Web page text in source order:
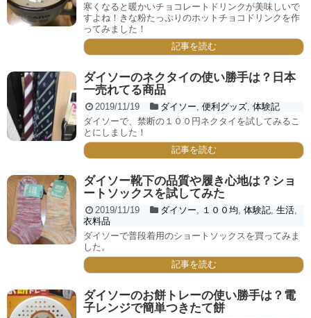
寒くなると暖かいチョコレートドリンクが美味しいで
すよね！きな粉たっぷりのホットチョコドリンクを作
ってみました！
記事を読む
ダイソーのネクタイの使い勝手は？日本
一売れてる商品
2019/11/19 ダイソー 便利グッズ, 体験記
ダイソーで、禁断の１００円ネクタイを試してみるこ
とにしました！
記事を読む
ダイソー靴下の品質や履き心地は？ショ
ートソックスを試してみた
2019/11/19 ダイソー １００均 体験記, 生活,
衣料品
ダイソーで普段着用のショートソックスを買ってみま
した。
記事を読む
ダイソーのお餅トレーの使い勝手は？電
子レンジで簡単つきたて餅